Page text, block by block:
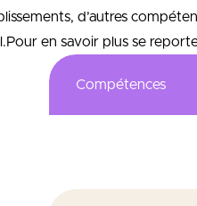
d’autres
en savoir plus se
Compétences